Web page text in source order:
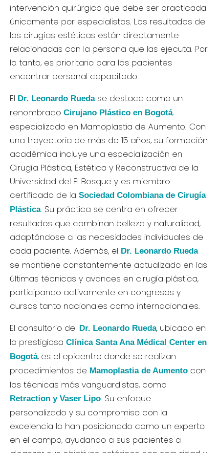
intervención quirúrgica que debe ser practicada
únicamente por especialistas. Los resultados de
las cirugías estéticas están directamente
relacionadas con la persona que las ejecuta. Por
lo tanto, es prioritario para los pacientes
encontrar personal capacitado.
El Dr. Leonardo Ruedase destaca como un
renombrado Cirujano Plástico en Bogotá,
especializado en Mamoplastia de Aumento. Con
una trayectoria de más de 15 años, su formación
académica incluye una especialización en
Cirugía Plástica, Estética y Reconstructiva de la
Universidad del El Bosque y es miembro
certificado de la Sociedad Colombiana de Cirugía
Plástica. Su práctica se centra en ofrecer
resultados que combinan belleza y naturalidad,
adaptándose a las necesidades individuales de
cada paciente. Además, el Dr. Leonardo Rueda
se mantiene constantemente actualizado en las
últimas técnicas y avances en cirugía plástica,
participando activamente en congresos y
cursos tanto nacionales como internacionales.
El consultorio del Dr. Leonardo Rueda, ubicado en
la prestigiosa Clínica Santa Ana Médical Center en
Bogotá, es el epicentro donde se realizan
procedimientos de Mamoplastia de Aumento con
las técnicas más vanguardistas, como
Retraction y Vaser Lipo. Su enfoque
personalizado y su compromiso con la
excelencia lo han posicionado como un experto
en el campo, ayudando a sus pacientes a